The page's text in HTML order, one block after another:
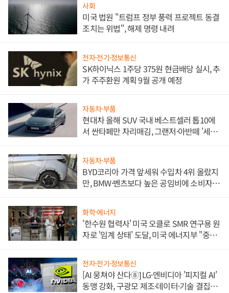
사회
미국 법원 "트럼프 정부 풍력 프로젝트 동결
조치는 위법", 해제 명령 내려
전자·전기·정보통신
SK하이닉스 1주당 375원 현금배당 실시, 추
가 주주환원 계획 9월 공개 예정
자동차·부품
현대차 올해 SUV 국내 베스트셀러 톱10에
서 싼타페만 자리매김, 그랜저·아반떼 '세단
자동차·부품
BYD코리아 가격 앞세워 수입차 4위 올랐지
만, BMW·벤츠보다 높은 공임비에 소비자
화학·에너지
'한수원 협력사' 미국 오클로 SMR 연구용 원
자로 '임계 상태' 도달, 미국 에너지부 "중요
전자·전기·정보통신
[AI 뭉쳐야 산다⑧] LG·엔비디아 '피지컬 AI'
동맹 강화, 구광모 제조·데이터·기술 결집